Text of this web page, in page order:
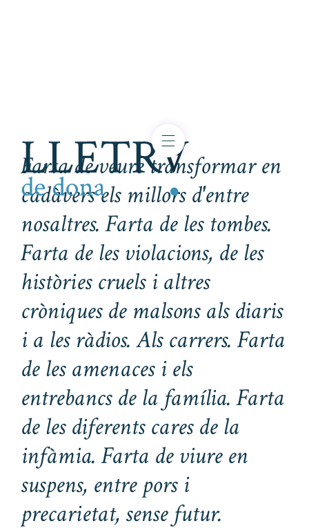
Farta de veure transformar en
cadàvers els millors d'entre
nosaltres. Farta de les tombes.
Farta de les violacions, de les
històries cruels i altres
cròniques de malsons als diaris
i a les ràdios. Als carrers. Farta
de les amenaces i els
entrebancs de la família. Farta
de les diferents cares de la
infàmia. Farta de viure en
suspens, entre pors i
precarietat, sense futur.